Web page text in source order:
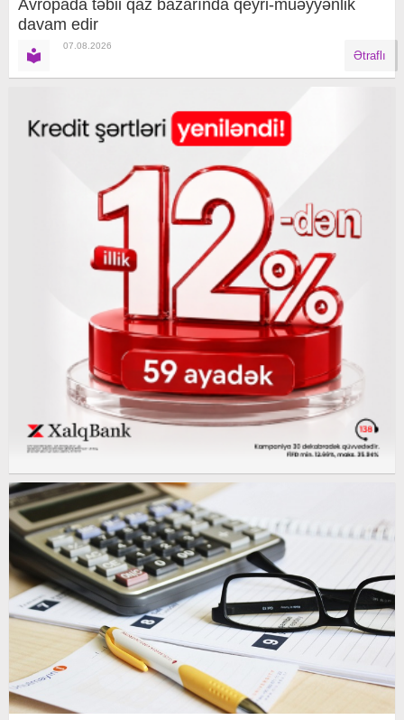
Avropada təbii qaz bazarında qeyri-müəyyənlik
davam edir
07.08.2026
Ətraflı